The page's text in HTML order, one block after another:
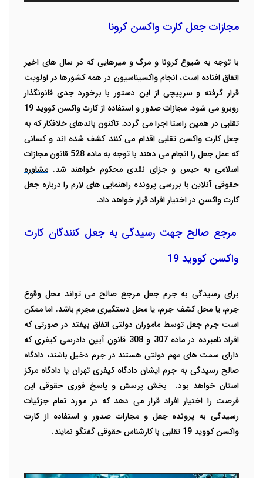
مجازات جعل کارت واکسن کرونا
با توجه به شیوع کرونا و مرگ و میرهایی که در سال های اخیر
اتفاق افتاده است، انجام واکسیناسیون در همه کشورها در اولویت
قرار گرفته و سرپیچی از این دستور با برخورد جدی قانونگذار
روبرو می شود. مجازات صدور و استفاده از کارت واکسن کووید 19
تقلبی در همین راستا اجرا می گردد. تاکنون باندهای خلافکار که به
جعل کارت واکسن تقلبی اقدام می کنند کشف شده اند و کسانی
که عمل جعل را انجام می دهند با توجه به ماده 528 قانون مجازات
اسلامی به حبس و جزای نقدی محکوم خواهند شد. مشاوره
حقوقی آنلاینبا بررسی پرونده راهنمایی های لازم را درباره جعل
کارت واکسن در اختیار افراد قرار خواهد داد.
مرجع صالح جهت رسیدگی به جعل کنندگان کارت
واکسن کووید 19
برای رسیدگی به جرم جعل مرجع صالح می تواند محل وقوع
جرم، یا محل کشف جرم، یا محل دستگیری مجرم باشد. اما ممکن
است جرم جعل توسط ماموران دولتی اتفاق بیفتد در صورتی که
افراد نامبرده در ماده 307 و 308 قانون آیین دادرسی کیفری که
دارای سمت های مهم دولتی هستند در جرم دخیل باشند، دادگاه
صالح رسیدگی به جرم ایشان دادگاه کیفری تهران یا دادگاه مرکز
استان خواهد بود.
بخش پرسش و پاسخ فوری حقوقیاین
فرصت را اختیار افراد قرار می دهد که در مورد تمام جزئیات
رسیدگی به پرونده جعل و مجازات صدور و استفاده از کارت
واکسن کووید 19 تقلبی با کارشناس حقوقی گفتگو نمایند.